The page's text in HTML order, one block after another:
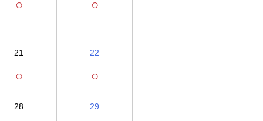
○ ○
21
○
22
○
28 29